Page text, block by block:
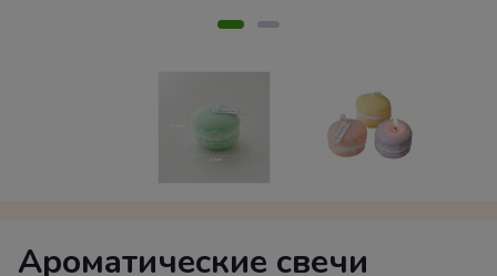
Ароматические свечи